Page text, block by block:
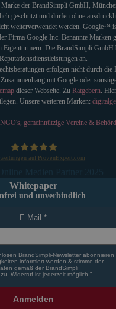
der BrandSimpli GmbH,
geschützt und dürfen ohne
weiterverwendet werden. Google™
Firma Google Inc. Benannte Marken
Eigentürmern. Die BrandSimpli GmbH
an.
erfolgen nicht durch die
mit Google oder
dieser Webseite. Zu Ratgebern .
Unsere weiteren Marken:
gemeinnützige Vereine &
auf ProvenExpert.com
Whitepaper
und unverbindlich
E-Mail
BrandSimpli-Newsletter abonnieren
informiert werden & stimme der
gemäß der BrandSimpli
zu. Widerruf ist jederzeit möglich."
Anmelden